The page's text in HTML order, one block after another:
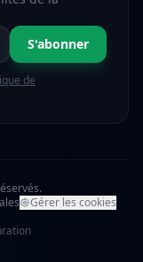
S'abonner
de
Gérer les cookies